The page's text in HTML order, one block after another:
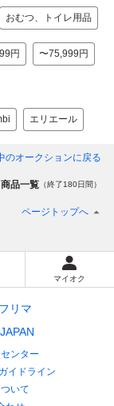
おむつ、トイレ用品
円 〜75,999円
エリエール
のオークションに戻る
商品一覧 （終了180日間）
ページトップへ
マイオク
リマ
ンター
ガイドライン
いて